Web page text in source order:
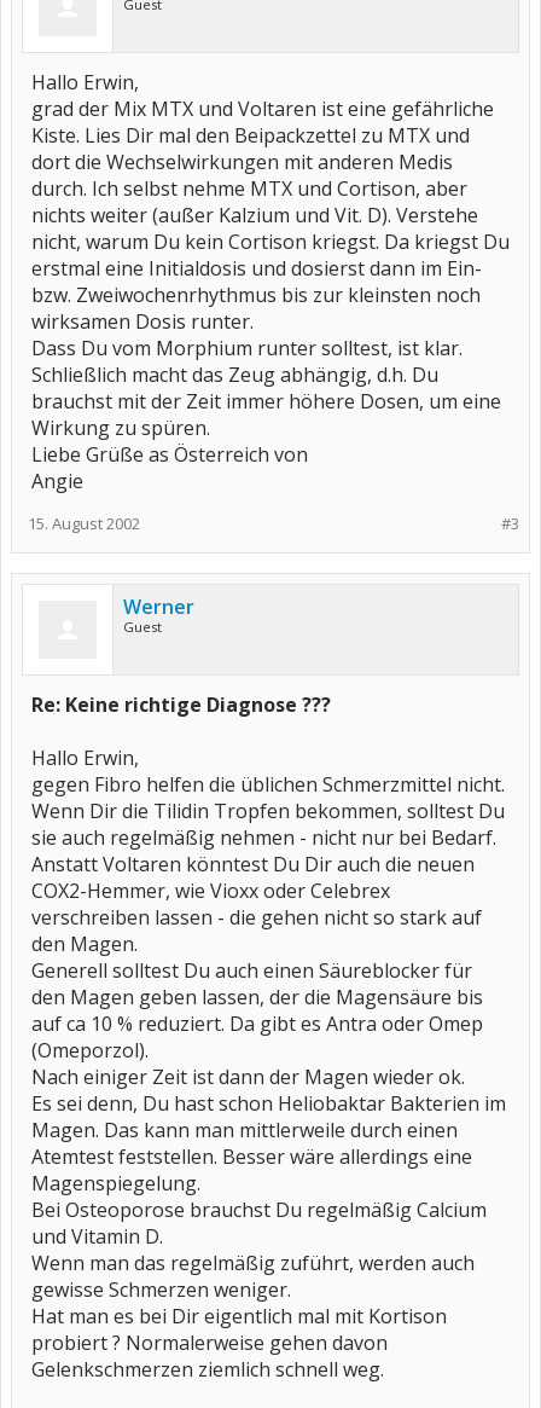
Guest
Hallo Erwin,
grad der Mix MTX und Voltaren ist eine gefährliche
Kiste. Lies Dir mal den Beipackzettel zu MTX und
dort die Wechselwirkungen mit anderen Medis
durch. Ich selbst nehme MTX und Cortison, aber
nichts weiter (außer Kalzium und Vit. D). Verstehe
nicht, warum Du kein Cortison kriegst. Da kriegst Du
erstmal eine Initialdosis und dosierst dann im Ein-
bzw. Zweiwochenrhythmus bis zur kleinsten noch
wirksamen Dosis runter.
Dass Du vom Morphium runter solltest, ist klar.
Schließlich macht das Zeug abhängig, d.h. Du
brauchst mit der Zeit immer höhere Dosen, um eine
Wirkung zu spüren.
Liebe Grüße as Österreich von
Angie
#3
15. August 2002
Werner
Guest
Re: Keine richtige Diagnose ???
Hallo Erwin,
gegen Fibro helfen die üblichen Schmerzmittel nicht.
Wenn Dir die Tilidin Tropfen bekommen, solltest Du
sie auch regelmäßig nehmen - nicht nur bei Bedarf.
Anstatt Voltaren könntest Du Dir auch die neuen
COX2-Hemmer, wie Vioxx oder Celebrex
verschreiben lassen - die gehen nicht so stark auf
den Magen.
Generell solltest Du auch einen Säureblocker für
den Magen geben lassen, der die Magensäure bis
auf ca 10 % reduziert. Da gibt es Antra oder Omep
(Omeporzol).
Nach einiger Zeit ist dann der Magen wieder ok.
Es sei denn, Du hast schon Heliobaktar Bakterien im
Magen. Das kann man mittlerweile durch einen
Atemtest feststellen. Besser wäre allerdings eine
Magenspiegelung.
Bei Osteoporose brauchst Du regelmäßig Calcium
und Vitamin D.
Wenn man das regelmäßig zuführt, werden auch
gewisse Schmerzen weniger.
Hat man es bei Dir eigentlich mal mit Kortison
probiert ? Normalerweise gehen davon
Gelenkschmerzen ziemlich schnell weg.